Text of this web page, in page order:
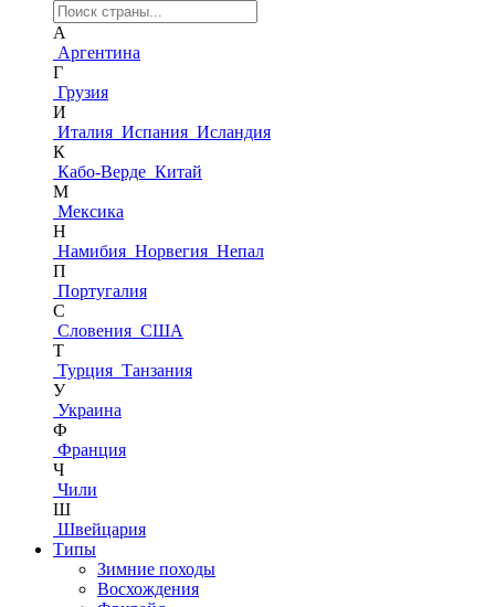
А
Аргентина
Г
Грузия
И
Италия Испания Исландия
К
Кабо-Верде Китай
М
Мексика
Н
Намибия Норвегия Непал
П
Португалия
С
Словения США
Т
Турция Танзания
У
Украина
Ф
Франция
Ч
Чили
Ш
Швейцария
Типы
Зимние походы
Восхождения